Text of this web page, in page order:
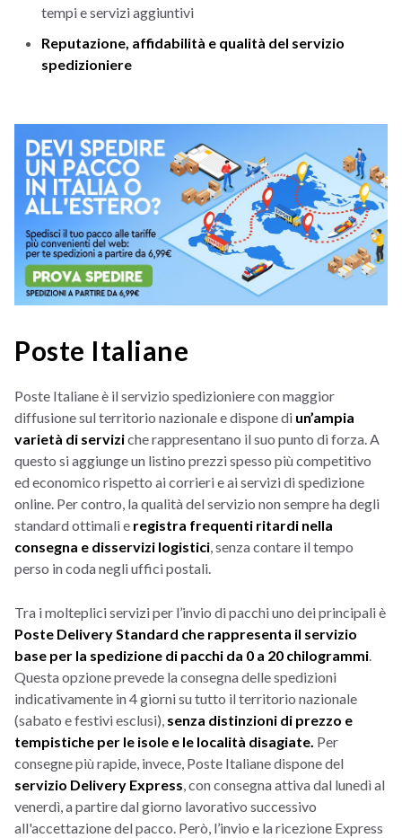
tempi e servizi aggiuntivi
Reputazione, affidabilità e qualità del servizio
spedizioniere
Poste Italiane
Poste Italiane è il servizio spedizioniere con maggior
diffusione sul territorio nazionale e dispone di un’ampia
varietà di serviziche rappresentano il suo punto di forza. A
questo si aggiunge un listino prezzi spesso più competitivo
ed economico rispetto ai corrieri e ai servizi di spedizione
online. Per contro, la qualità del servizio non sempre ha degli
standard ottimali e registra frequenti ritardi nella
consegna e disservizi logistici, senza contare il tempo
perso in coda negli uffici postali.
Tra i molteplici servizi per l’invio di pacchi uno dei principali è
Poste Delivery Standard che rappresenta il servizio
base per la spedizione di pacchi da 0 a 20 chilogrammi.
Questa opzione prevede la consegna delle spedizioni
indicativamente in 4 giorni su tutto il territorio nazionale
(sabato e festivi esclusi), senza distinzioni di prezzo e
tempistiche per le isole e le località disagiate. Per
consegne più rapide, invece, Poste Italiane dispone del
servizio Delivery Express, con consegna attiva dal lunedì al
venerdì, a partire dal giorno lavorativo successivo
all'accettazione del pacco. Però, l’invio e la ricezione Express